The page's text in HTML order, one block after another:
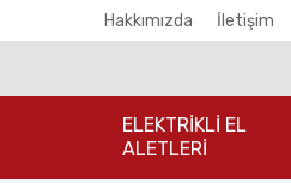
Hakkımızda İletişim
ELEKTRİKLİ EL
ALETLERİ